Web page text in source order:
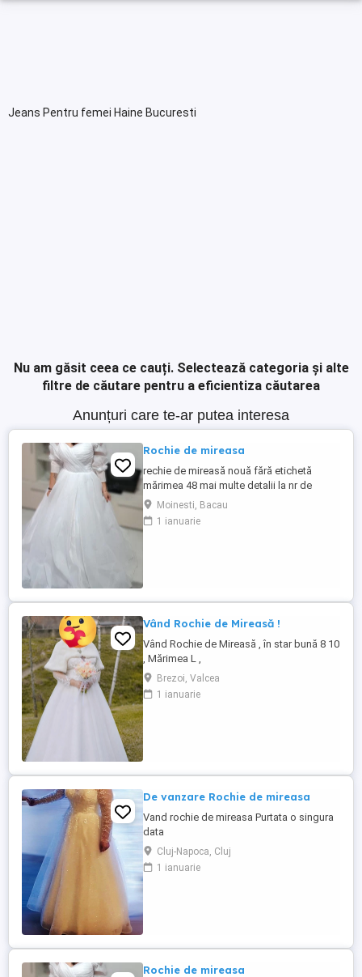
Jeans Pentru femei Haine Bucuresti
Nu am găsit ceea ce cauți. Selectează categoria și alte
filtre de căutare pentru a eficientiza căutarea
Anunțuri care te-ar putea interesa
Rochie de mireasa
rechie de mireasă nouă fără etichetă
mărimea 48 mai multe detalii la nr de
telefonMoinesti, Bacau
1 ianuarie
Vând Rochie de Mireasă !
Vând Rochie de Mireasă , în star bună 8 10
, Mărimea L ,
Brezoi, Valcea
1 ianuarie
De vanzare Rochie de mireasa
Vand rochie de mireasa Purtata o singura
data
Cluj-Napoca, Cluj
1 ianuarie
Rochie de mireasa